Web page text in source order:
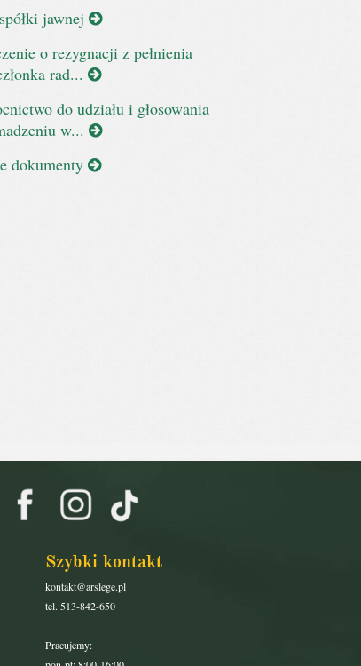
jawnej
o rezygnacji z pełnienia
rad...
do udziału i głosowania
w...
dokumenty
Szybki kontakt
kontakt@arslege.pl
tel. 513-842-650
Pracujemy: